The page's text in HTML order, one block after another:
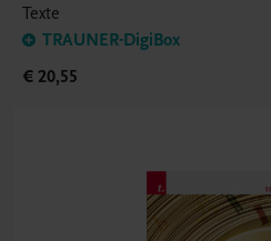
Texte
TRAUNER-DigiBox
€ 20,55